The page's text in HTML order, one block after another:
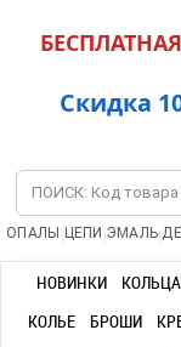
Скидка
ОПАЛЫ | ЦЕПИ |ЭМАЛЬ|
НОВИНКИ КОЛЬЦА
КОЛЬЕ
БРОШИ